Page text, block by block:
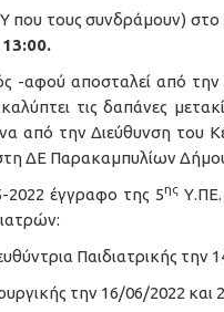
που τους συνδράμουν)
-αφού αποσταλεί από την
τις δαπάνες
από την Διεύθυνση του
ΔΕ Παρακαμπυλίων
έγγραφο της 5ης
Παιδιατρικής την
την 16/06/2022 και